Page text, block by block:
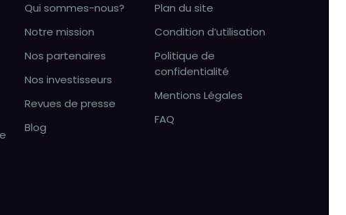
Qui sommes-nous?
Notre mission
Nos partenaires
Nos investisseurs
Revues de presse
Blog
Plan du site
Condition d’utilisation
Politique de
confidentialité
Mentions Légales
FAQ